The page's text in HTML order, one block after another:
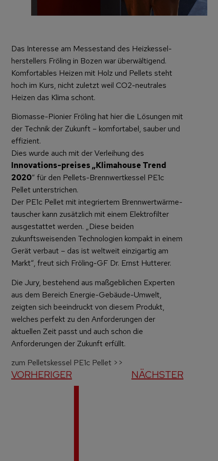
Das Interesse am Messestand des Heizkessel-
herstellers Fröling in Bozen war überwältigend.
Komfortables Heizen mit Holz und Pellets steht
hoch im Kurs, nicht zuletzt weil CO2-neutrales
Heizen das Klima schont.
Biomasse-Pionier Fröling hat hier die Lösungen mit
der Technik der Zukunft – komfortabel, sauber und
effizient.
Dies wurde auch mit der Verleihung des
Innovations-preises „Klimahouse Trend
2020“ für den Pellets-Brennwertkessel PE1c
Pellet unterstrichen.
Der PE1c Pellet mit integriertem Brennwertwärme-
tauscher kann zusätzlich mit einem Elektrofilter
ausgestattet werden. „Diese beiden
zukunftsweisenden Technologien kompakt in einem
Gerät verbaut – das ist weltweit einzigartig am
Markt“, freut sich Fröling-GF Dr. Ernst Hutterer.
Die Jury, bestehend aus maßgeblichen Experten
aus dem Bereich Energie-Gebäude-Umwelt,
zeigten sich beeindruckt von diesem Produkt,
welches perfekt zu den Anforderungen der
aktuellen Zeit passt und auch schon die
Anforderungen der Zukunft erfüllt.
zum Pelletskessel PE1c Pellet >>
VORHERIGER NÄCHSTER